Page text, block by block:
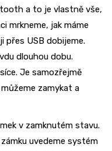
a to je vlastně vše,
mrkneme, jak máme
přes USB dobijeme.
dlouhou dobu.
Je samozřejmě
zamykat a
v zamknutém stavu.
uvedeme systém